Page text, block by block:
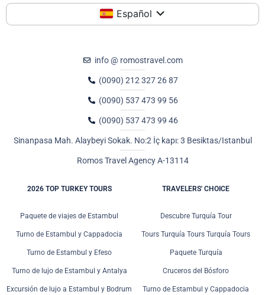
Español
info @ romostravel.com
(0090) 212 327 26 87
(0090) 537 473 99 56
(0090) 537 473 99 46
Sinanpasa Mah. Alaybeyi Sokak. No:2 İç kapı: 3 Besiktas/Istanbul
Romos Travel Agency A-13114
2026 TOP TURKEY TOURS
Paquete de viajes de Estambul
Turno de Estambul y Cappadocia
Turno de Estambul y Efeso
Turno de lujo de Estambul y Antalya
Excursión de lujo a Estambul y Bodrum
TRAVELERS' CHOICE
Descubre Turquía Tour
Tours Turquía Tours Turquía Tours
Paquete Turquía
Cruceros del Bósforo
Turno de Estambul y Cappadocia